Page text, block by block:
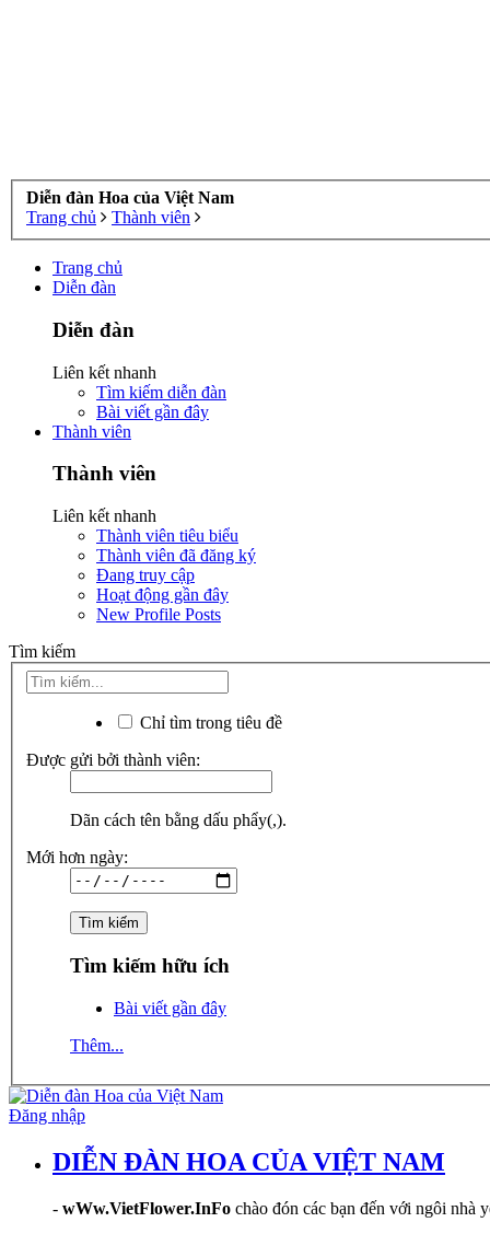
Diễn đàn Hoa của Việt Nam
Trang chủ
Thành viên
Trang chủ
Diễn đàn
Diễn đàn
Liên kết nhanh
Tìm kiếm diễn đàn
Bài viết gần đây
Thành viên
Thành viên
Liên kết nhanh
Thành viên tiêu biểu
Thành viên đã đăng ký
Đang truy cập
Hoạt động gần đây
New Profile Posts
Tìm kiếm
Chỉ tìm trong tiêu đề
Được gửi bởi thành viên:
Dãn cách tên bằng dấu phẩy(,).
Mới hơn ngày:
Tìm kiếm hữu ích
Bài viết gần đây
Thêm...
Đăng nhập
DIỄN ĐÀN HOA CỦA VIỆT NAM
- wWw.VietFlower.InFo chào đón các bạn đến với ngôi nhà